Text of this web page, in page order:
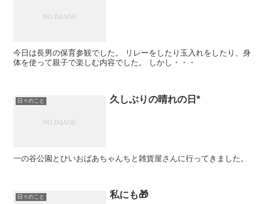
今日は長男の保育参観でした。 リレーをしたり玉入れをしたり、身
体を使って親子で楽しむ内容でした。 しかし・・・
日々のこと 久しぶりの晴れの日*
一の谷公園とひいおばあちゃんちと雑貨屋さんに行ってきました。
日々のこと 私にも🎁